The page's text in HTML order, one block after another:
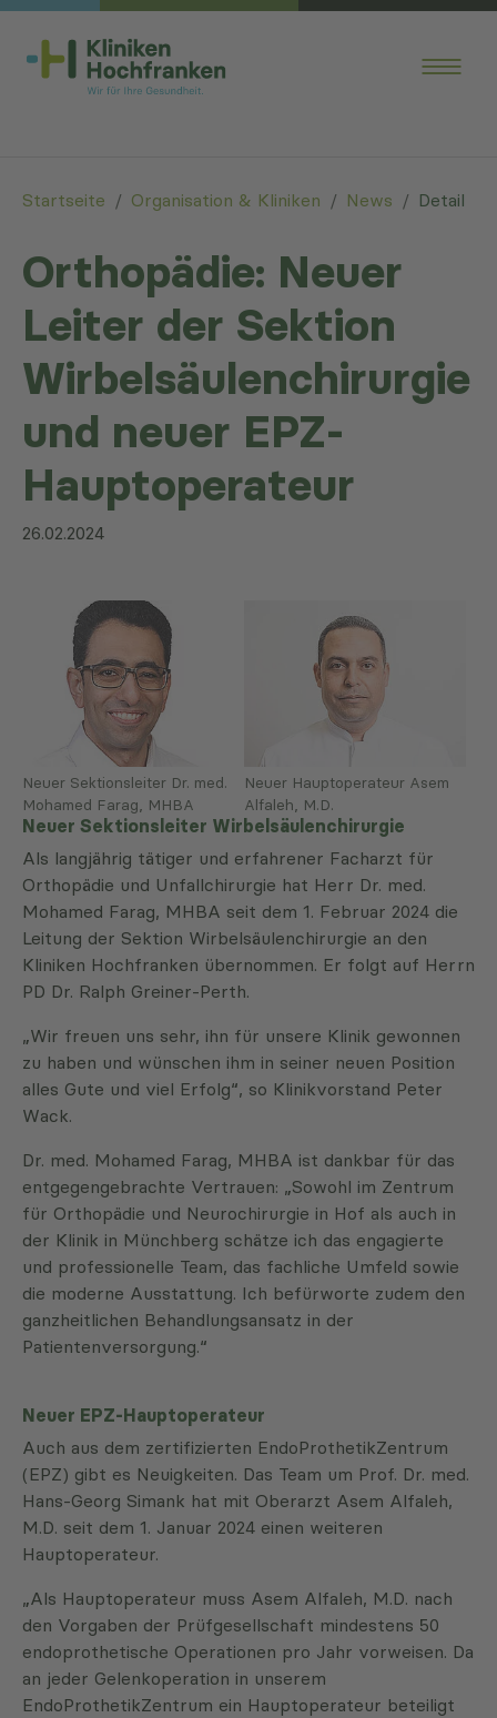
Skip to main content
Startseite Organisation & Kliniken News Detail
Orthopädie: Neuer
Leiter der Sektion
Wirbelsäulenchirurgie
und neuer EPZ-
Hauptoperateur
26.02.2024
Neuer Sektionsleiter Dr. med.
Mohamed Farag, MHBA
Neuer Hauptoperateur Asem
Alfaleh, M.D.
Neuer Sektionsleiter Wirbelsäulenchirurgie
Als langjährig tätiger und erfahrener Facharzt für
Orthopädie und Unfallchirurgie hat Herr Dr. med.
Mohamed Farag, MHBA seit dem 1. Februar 2024 die
Leitung der Sektion Wirbelsäulenchirurgie an den
Kliniken Hochfranken übernommen. Er folgt auf Herrn
PD Dr. Ralph Greiner-Perth.
„Wir freuen uns sehr, ihn für unsere Klinik gewonnen
zu haben und wünschen ihm in seiner neuen Position
alles Gute und viel Erfolg“, so Klinikvorstand Peter
Wack.
Dr. med. Mohamed Farag, MHBA ist dankbar für das
entgegengebrachte Vertrauen: „Sowohl im Zentrum
für Orthopädie und Neurochirurgie in Hof als auch in
der Klinik in Münchberg schätze ich das engagierte
und professionelle Team, das fachliche Umfeld sowie
die moderne Ausstattung. Ich befürworte zudem den
ganzheitlichen Behandlungsansatz in der
Patientenversorgung.“
Neuer EPZ-Hauptoperateur
Auch aus dem zertifizierten EndoProthetikZentrum
(EPZ) gibt es Neuigkeiten. Das Team um Prof. Dr. med.
Hans-Georg Simank hat mit Oberarzt Asem Alfaleh,
M.D. seit dem 1. Januar 2024 einen weiteren
Hauptoperateur.
„Als Hauptoperateur muss Asem Alfaleh, M.D. nach
den Vorgaben der Prüfgesellschaft mindestens 50
endoprothetische Operationen pro Jahr vorweisen. Da
an jeder Gelenkoperation in unserem
EndoProthetikZentrum ein Hauptoperateur beteiligt